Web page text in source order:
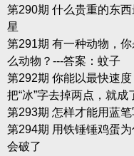
第290期 什么贵重的东
星
第291期 有一种动物，
么动物？---答案：蚊子
第292期 你能以最快速
把“冰”字去掉两点，就成了
第293期 怎样才能用蓝笔
第294期 用铁锤锤鸡蛋
会破了